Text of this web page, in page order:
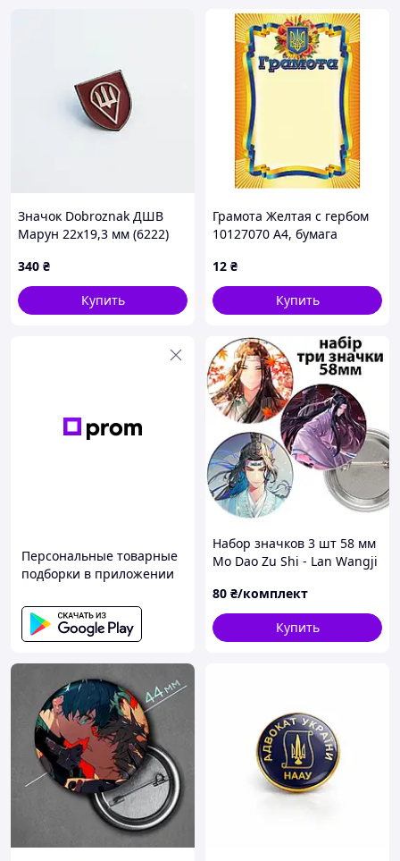
Значок Dobroznak ДШВ
Марун 22х19,3 мм (6222)
340 ₴
Купить
Грамота Желтая с гербом
10127070 А4, бумага
матовая
12 ₴
Купить
Персональные товарные
подборки в приложении
Набор значков 3 шт 58 мм
Mo Dao Zu Shi - Lan Wangji
80 ₴/комплект
Купить